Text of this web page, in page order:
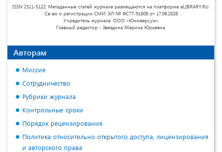
ISSN 2311-5122. Метаданные статей журнала размещаются на платформе eLIBRARY.RU.
Св-во о регистрации СМИ: ЭЛ № ФС77-91806 от 17.06.2026
Учредитель журнала: ООО «Юниверсум»
Главный редактор - Звездина Марина Юрьевна.
Авторам
Миссия
Сотрудничество
Рубрики журнала
Контрольные сроки
Порядок рецензирования
Политика относительно открытого доступа, лицензирования
и авторского права